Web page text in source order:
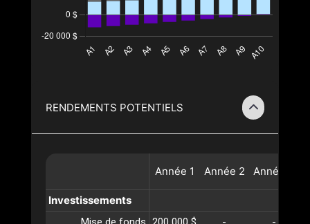
RENDEMENTS POTENTIELS
Année 1 Année 2 Année
Investissements